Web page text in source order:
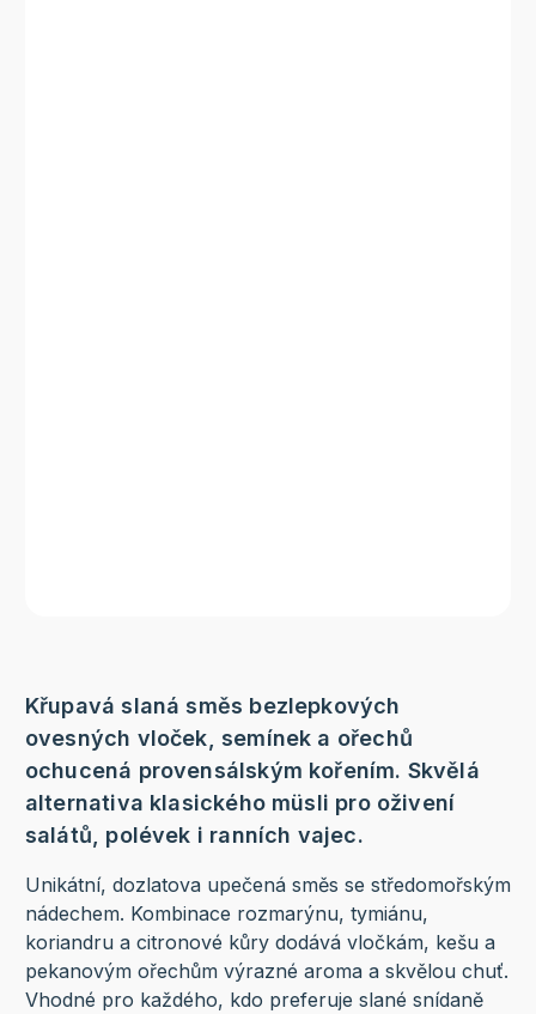
Křupavá slaná směs bezlepkových
ovesných vloček, semínek a ořechů
ochucená provensálským kořením. Skvělá
alternativa klasického müsli pro oživení
salátů, polévek i ranních vajec.
Unikátní, dozlatova upečená směs se středomořským
nádechem. Kombinace rozmarýnu, tymiánu,
koriandru a citronové kůry dodává vločkám, kešu a
pekanovým ořechům výrazné aroma a skvělou chuť.
Vhodné pro každého, kdo preferuje slané snídaně